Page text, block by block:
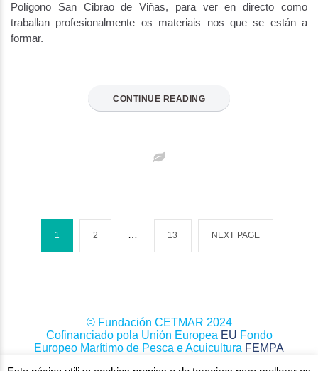
Polígono San Cibrao de Viñas, para ver en directo como
traballan profesionalmente os materiais nos que se están a
formar.
CONTINUE READING
Paxinación
entradas
1 2 13 NEXT PAGE
© Fundación CETMAR 2024
Cofinanciado pola Unión Europea EU Fondo
Europeo Marítimo de Pesca e Acuicultura FEMPA